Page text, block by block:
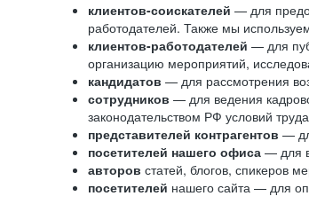
клиентов-соискателей — для
работодателей. Также мы
клиентов-работодателей — для
организацию мероприятий,
кандидатов — для рассмотрения
сотрудников — для ведения
законодательством РФ условий
представителей контрагентов —
посетителей нашего офиса — для
авторов статей, блогов, спикеров
посетителей нашего сайта — для